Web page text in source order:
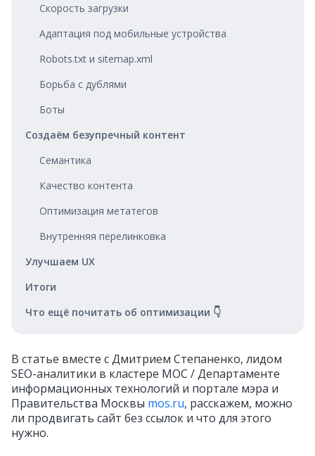
Скорость загрузки
Адаптация под мобильные устройства
Robots.txt и sitemap.xml
Борьба с дублями
Боты
Создаём безупречный контент
Семантика
Качество контента
Оптимизация метатегов
Внутренняя перелинковка
Улучшаем UX
Итоги
Что ещё почитать об оптимизации 👇
В статье вместе с Дмитрием Степаненко, лидом
SEO-аналитики в кластере МОС / Департаменте
информационных технологий и портале мэра и
Правительства Москвы mos.ru, расскажем, можно
ли продвигать сайт без ссылок и что для этого
нужно.